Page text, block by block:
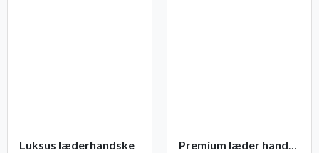
Luksus læderhandske
Premium læder handske Flutter